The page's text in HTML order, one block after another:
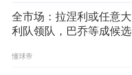
全市场：拉涅利或任意大
利队领队，巴乔等成候选
懂球帝